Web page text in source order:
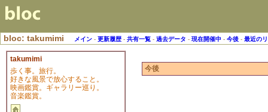
bloc: takumimi メイン -更新履歴 -共有一覧 -過去データ -現在開催中 -今後 -最近の
takumimi
歩く事。旅行。
好きな風景で放心すること。
映画鑑賞。ギャラリー巡り。
音楽鑑賞。
今後